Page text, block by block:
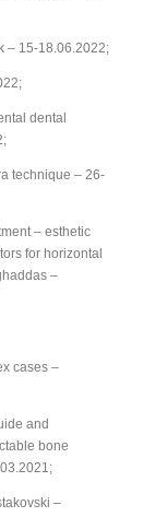
– 15-18.06.2022;
dental
technique – 26-
– esthetic
for horizontal
–
cases –
and
bone
–